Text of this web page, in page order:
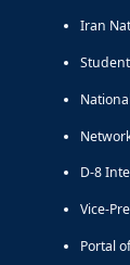
Iran
D-8
Vice-
Portal